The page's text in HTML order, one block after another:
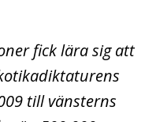
fick lära sig att
till vänsterns